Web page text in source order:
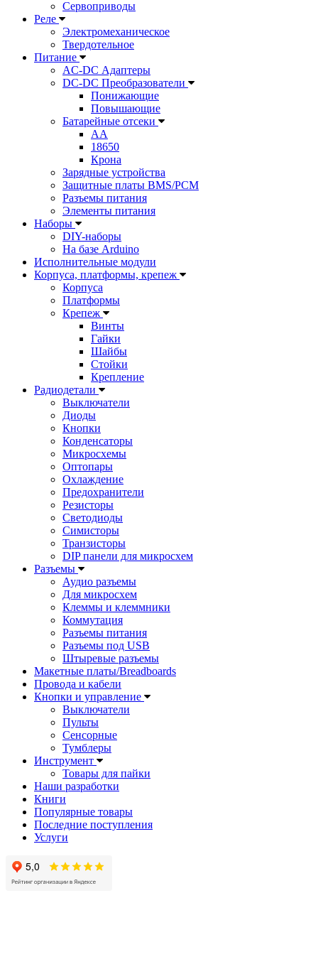
Сервоприводы
Реле
Электромеханическое
Твердотельное
Питание
AC-DC Адаптеры
DC-DC Преобразователи
Понижающие
Повышающие
Батарейные отсеки
AA
18650
Крона
Зарядные устройства
Защитные платы BMS/PCM
Разъемы питания
Элементы питания
Наборы
DIY-наборы
На базе Arduino
Исполнительные модули
Корпуса, платформы, крепеж
Корпуса
Платформы
Крепеж
Винты
Гайки
Шайбы
Стойки
Крепление
Радиодетали
Выключатели
Диоды
Кнопки
Конденсаторы
Микросхемы
Оптопары
Охлаждение
Предохранители
Резисторы
Светодиоды
Симисторы
Транзисторы
DIP панели для микросхем
Разъемы
Аудио разъемы
Для микросхем
Клеммы и клеммники
Коммутация
Разъемы питания
Разъемы под USB
Штыревые разъемы
Макетные платы/Breadboards
Провода и кабели
Кнопки и управление
Выключатели
Пульты
Сенсорные
Тумблеры
Инструмент
Товары для пайки
Наши разработки
Книги
Популярные товары
Последние поступления
Услуги